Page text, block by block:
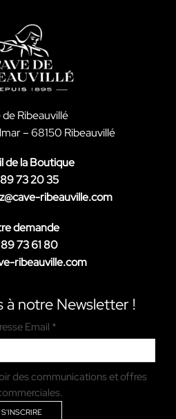
Ribeauvillé
– 68150 Ribeauvillé
de la Boutique
73 20 35
ribeauville.com
demande
73 61 80
ribeauville.com
à notre Newsletter !
Email *
des communications et offres